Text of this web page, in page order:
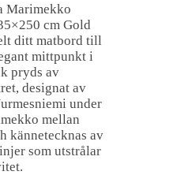
Marimekko
cm Gold
ditt matbord till
mittpunkt i
pryds av
designat av
under
mellan
kännetecknas av
som utstrålar